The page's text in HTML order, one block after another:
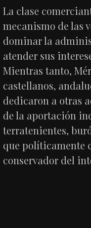
La clase
mecanismo de las
dominar la
atender sus
Mientras tanto,
castellanos,
dedicaron a otras
de la aportación
terratenientes,
que políticamente
conservador del